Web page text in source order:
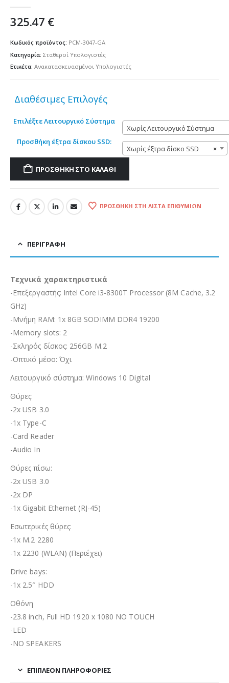
325.47 €
Κωδικός προϊόντος: PCM-3047-GA
Κατηγορία: Σταθεροί Υπολογιστές
Ετικέτα: Ανακατασκευασμένοι Υπολογιστές
Διαθέσιμες Επιλογές
Επιλέξτε Λειτουργικό Σύστημα
Χωρίς Λειτουργικό Σύστημα
Προσθήκη έξτρα δίσκου SSD:
×
Χωρίς έξτρα δίσκο SSD
ΠΡΟΣΘΉΚΗ ΣΤΟ ΚΑΛΆΘΙ
ΠΡΟΣΘΉΚΗ ΣΤΗ ΛΊΣΤΑ ΕΠΙΘΥΜΙΏΝ
ΠΕΡΙΓΡΑΦΉ
Τεχνικά χαρακτηριστικά
-Επεξεργαστής: Intel Core i3-8300T Processor (8M Cache, 3.2
GHz)
-Μνήμη RAM: 1x 8GB SODIMM DDR4 19200
-Memory slots: 2
-Σκληρός δίσκος: 256GB M.2
-Οπτικό μέσο: Όχι
Λειτουργικό σύστημα: Windows 10 Digital
Θύρες:
-2x USB 3.0
-1x Type-C
-Card Reader
-Audio In
Θύρες πίσω:
-2x USB 3.0
-2x DP
-1x Gigabit Ethernet (RJ-45)
Εσωτερικές θύρες:
-1x M.2 2280
-1x 2230 (WLAN) (Περιέχει)
Drive bays:
-1x 2.5″ HDD
Οθόνη
-23.8 inch, Full HD 1920 x 1080 NO TOUCH
-LED
-NO SPEAKERS
ΕΠΙΠΛΈΟΝ ΠΛΗΡΟΦΟΡΊΕΣ